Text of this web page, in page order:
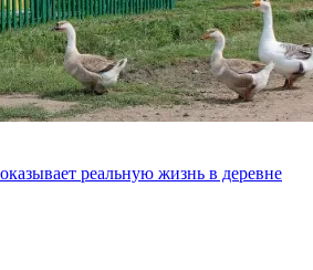
реальную жизнь в деревне